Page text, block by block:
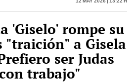
'Giselo' rompe su
"traición" a Gisela
ser Judas
trabajo"